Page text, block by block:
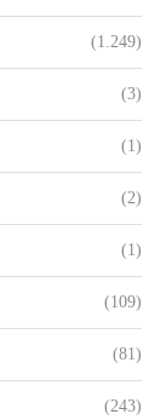
(1.249)
(3)
(1)
(2)
(1)
(109)
(81)
(243)